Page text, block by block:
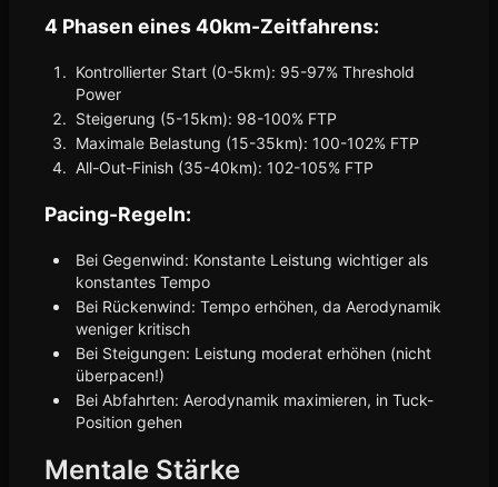
4 Phasen eines 40km-Zeitfahrens:
Kontrollierter Start (0-5km): 95-97% Threshold
Power
Steigerung (5-15km): 98-100% FTP
Maximale Belastung (15-35km): 100-102% FTP
All-Out-Finish (35-40km): 102-105% FTP
Pacing-Regeln:
Bei Gegenwind: Konstante Leistung wichtiger als
konstantes Tempo
Bei Rückenwind: Tempo erhöhen, da Aerodynamik
weniger kritisch
Bei Steigungen: Leistung moderat erhöhen (nicht
überpacen!)
Bei Abfahrten: Aerodynamik maximieren, in Tuck-
Position gehen
Mentale Stärke